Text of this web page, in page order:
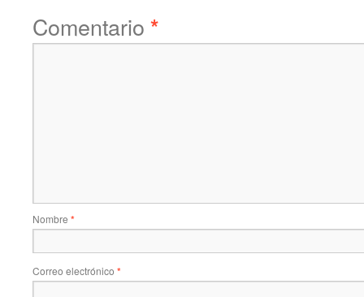
Comentario *
Nombre *
Correo electrónico *